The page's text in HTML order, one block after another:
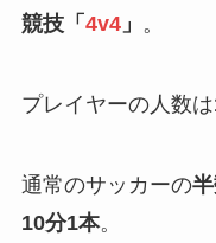
競技「 4v4」 。
プレイヤーの人数は
通常のサッカーの
10分1本。